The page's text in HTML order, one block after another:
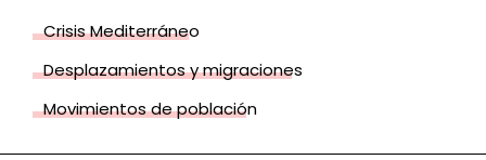
Crisis Mediterráneo
Desplazamientos y migraciones
Movimientos de población